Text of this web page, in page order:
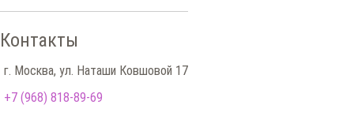
Контакты
г. Москва, ул. Наташи Ковшовой 17
+7 (968) 818-89-69